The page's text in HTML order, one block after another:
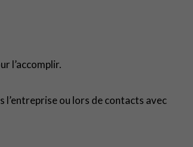
l’accomplir.
l’entreprise ou lors de contacts avec